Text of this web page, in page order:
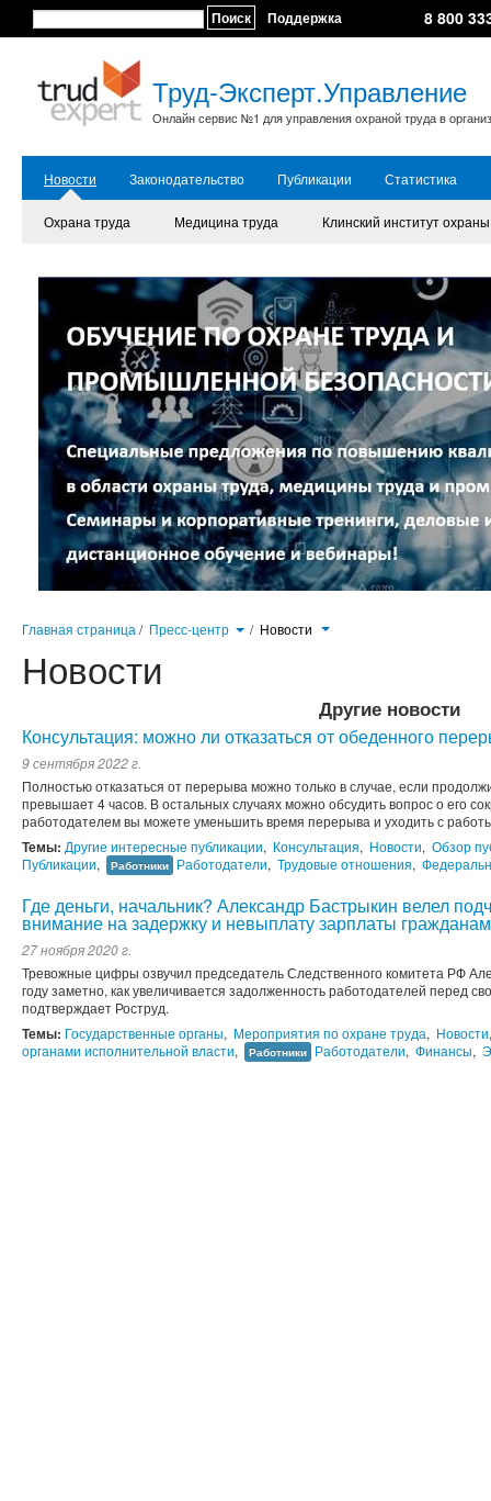
Поиск Поддержка 8 800
Труд-Эксперт.Управление
Онлайн сервис №1 для управления охраной труда в
Новости Законодательство Публикации Статистика
Охрана труда Медицина труда Клинский институт
Главная страница / Пресс-центр / Новости
Новости
Другие новости
Консультация: можно ли отказаться от обеденного
9 сентября 2022 г.
Полностью отказаться от перерыва можно только в случае, если
превышает 4 часов. В остальных случаях можно обсудить вопрос о его
работодателем вы можете уменьшить время перерыва и уходить с
Темы: Другие интересные публикации, Консультация, Новости, Обзор
Публикации, Работники Работодатели, Трудовые отношения,
Где деньги, начальник? Александр Бастрыкин велел
внимание на задержку и невыплату зарплаты гражданам
27 ноября 2020 г.
Тревожные цифры озвучил председатель Следственного комитета РФ
году заметно, как увеличивается задолженность работодателей перед
подтверждает Роструд.
Темы: Государственные органы, Мероприятия по охране труда, Новости
органами исполнительной власти, Работники Работодатели, Финансы,